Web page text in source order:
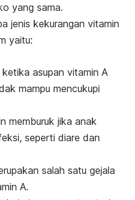
yang sama.
jenis kekurangan vitamin
yaitu:
asupan vitamin A
mampu mencukupi
memburuk jika anak
seperti diare dan
salah satu gejala
A.